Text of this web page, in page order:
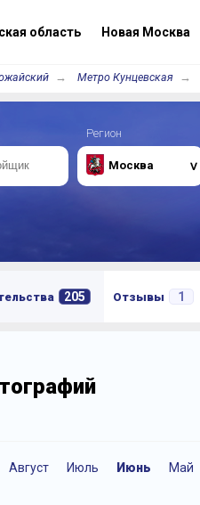
область Новая Москва
Метро Кунцевская
Регион
Москва
205 Отзывы 1
Август Июль Июнь Май